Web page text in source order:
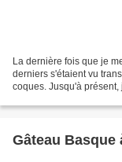
La dernière fois que je
derniers s'étaient vu
coques. Jusqu'à
Gâteau Basque